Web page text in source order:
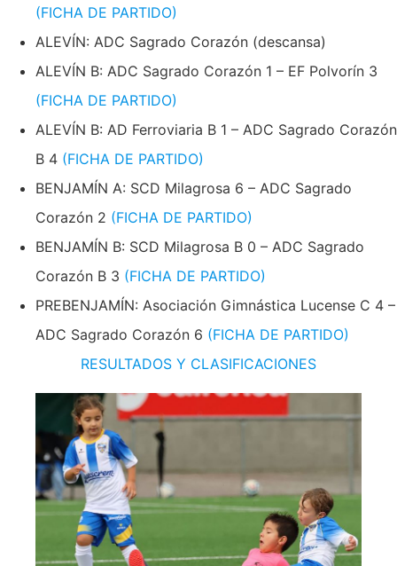
(FICHA DE PARTIDO)
ALEVÍN: ADC Sagrado Corazón (descansa)
ALEVÍN B: ADC Sagrado Corazón 1 – EF Polvorín 3
(FICHA DE PARTIDO)
ALEVÍN B: AD Ferroviaria B 1 – ADC Sagrado Corazón
B 4 (FICHA DE PARTIDO)
BENJAMÍN A: SCD Milagrosa 6 – ADC Sagrado
Corazón 2 (FICHA DE PARTIDO)
BENJAMÍN B: SCD Milagrosa B 0 – ADC Sagrado
Corazón B 3 (FICHA DE PARTIDO)
PREBENJAMÍN: Asociación Gimnástica Lucense C 4 –
ADC Sagrado Corazón 6 (FICHA DE PARTIDO)
RESULTADOS Y CLASIFICACIONES